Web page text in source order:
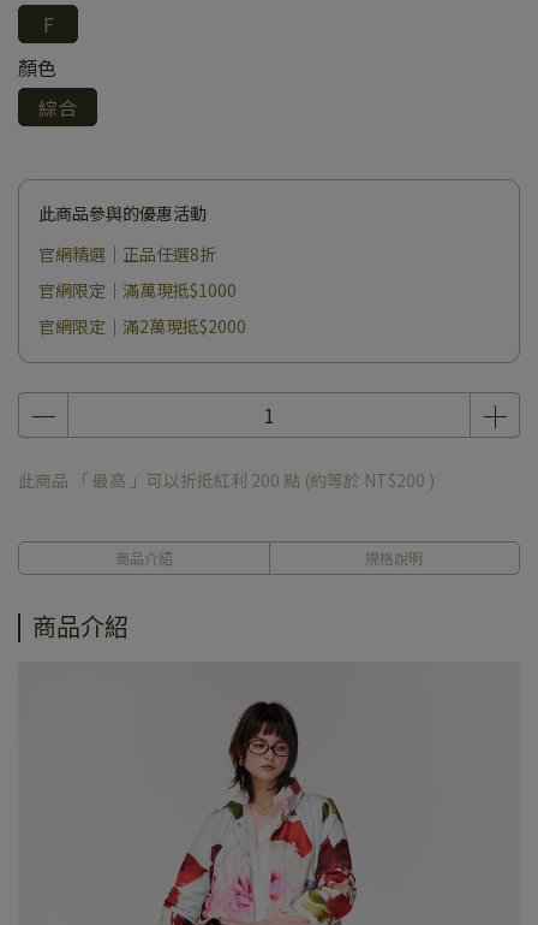
F
顏色
綜合
此商品參與的優惠活動
官網精選｜正品任選8折
官網限定｜滿萬現抵$1000
官網限定｜滿2萬現抵$2000
此商品 「 最高 」可以折抵紅利 200 點 (約等於 NT$200 )
商品介紹 規格說明
商品介紹